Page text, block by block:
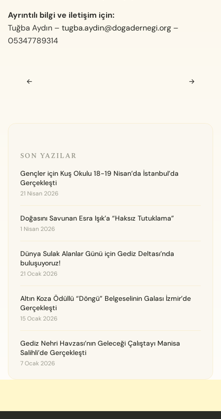
Ayrıntılı bilgi ve iletişim için:
Tuğba Aydın – tugba.aydin@dogadernegi.org –
05347789314
Navigasyon sonrası
← →
SON YAZILAR
Gençler için Kuş Okulu 18-19 Nisan’da İstanbul’da
Gerçekleşti
21 Nisan 2026
Doğasını Savunan Esra Işık’a “Haksız Tutuklama”
1 Nisan 2026
Dünya Sulak Alanlar Günü için Gediz Deltası’nda
buluşuyoruz!
21 Ocak 2026
Altın Koza Ödüllü “Döngü” Belgeselinin Galası İzmir’de
Gerçekleşti
15 Ocak 2026
Gediz Nehri Havzası’nın Geleceği Çalıştayı Manisa
Salihli’de Gerçekleşti
7 Ocak 2026